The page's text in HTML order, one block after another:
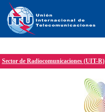
Sector de Radiocomunicaciones (UIT-R)